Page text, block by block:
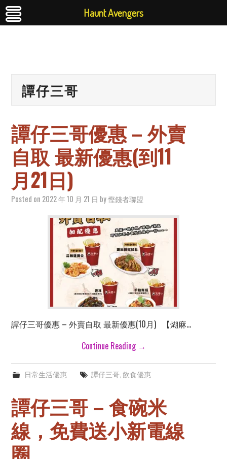
譚仔三哥
譚仔三哥優惠 – 外賣
自取 最新優惠(到11
月21日)
Posted on 2022 年 10 月 21 日 by慳錢者聯盟
譚仔三哥優惠 – 外賣自取 最新優惠(10月) 【煳麻…
Continue Reading →
日常生活優惠 譚仔三哥 飲食優惠
譚仔三哥 – 食碗米
線，免費送小新電線
圈
Haunt Avengers